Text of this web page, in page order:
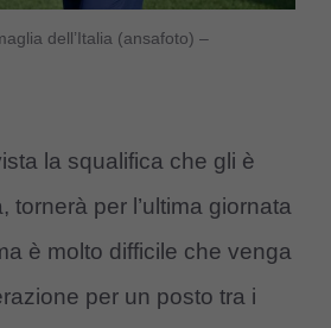
dell’Italia (ansafoto) –
la squalifica che gli è
tornerà per l’ultima giornata
è molto difficile che venga
per un posto tra i